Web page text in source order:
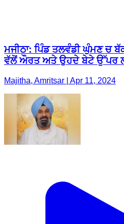
ਮਜੀਠਾ: ਪਿੰਡ ਤਲਵੰਡੀ ਘੁੰਮਣ ਚ
ਵੱਲੋਂ ਔਰਤ ਅਤੇ ਉਹਦੇ ਬੇਟੇ ਉੱਪਰ
Majitha, Amritsar | Apr 11, 2024